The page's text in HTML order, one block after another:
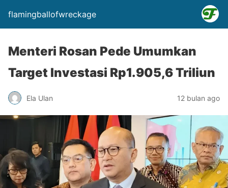
flamingballofwreckage
Menteri Rosan Pede Umumkan
Target Investasi Rp1.905,6 Triliun
Ela Ulan 12 bulan ago